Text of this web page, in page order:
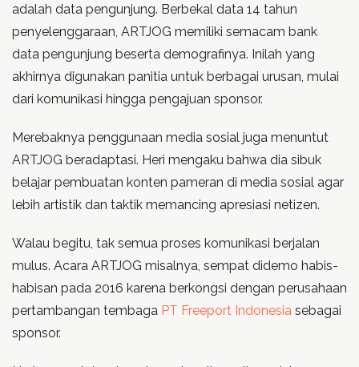
adalah data pengunjung. Berbekal data 14 tahun
penyelenggaraan, ARTJOG memiliki semacam bank
data pengunjung beserta demografinya. Inilah yang
akhirnya digunakan panitia untuk berbagai urusan, mulai
dari komunikasi hingga pengajuan sponsor.
Merebaknya penggunaan media sosial juga menuntut
ARTJOG beradaptasi. Heri mengaku bahwa dia sibuk
belajar pembuatan konten pameran di media sosial agar
lebih artistik dan taktik memancing apresiasi netizen.
Walau begitu, tak semua proses komunikasi berjalan
mulus. Acara ARTJOG misalnya, sempat didemo habis-
habisan pada 2016 karena berkongsi dengan perusahaan
pertambangan tembaga PT Freeport Indonesia sebagai
sponsor.